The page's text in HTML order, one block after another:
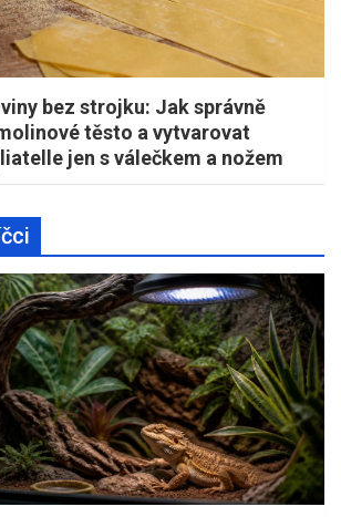
bez strojku: Jak správně
těsto a vytvarovat
jen s válečkem a nožem